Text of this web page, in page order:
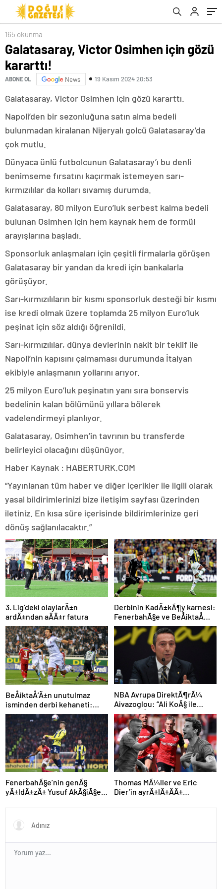
165 okunma
Galatasaray, Victor Osimhen için gözü
kararttı!
ABONE OL News 19 Kasım 2024 20:53
Galatasaray, Victor Osimhen için gözü kararttı.
Napoli’den bir sezonluğuna satın alma bedeli
bulunmadan kiralanan Nijeryalı golcü Galatasaray’da
çok mutlu.
Dünyaca ünlü futbolcunun Galatasaray’ı bu denli
benimseme fırsatını kaçırmak istemeyen sarı-
kırmızılılar da kolları sıvamış durumda.
Galatasaray, 80 milyon Euro’luk serbest kalma bedeli
bulunan Osimhen için hem kaynak hem de formül
arayışlarına başladı.
Sponsorluk anlaşmaları için çeşitli firmalarla görüşen
Galatasaray bir yandan da kredi için bankalarla
görüşüyor.
Sarı-kırmızılıların bir kısmı sponsorluk desteği bir kısmı
ise kredi olmak üzere toplamda 25 milyon Euro’luk
peşinat için söz aldığı öğrenildi.
Sarı-kırmızılılar, dünya devlerinin nakit bir teklif ile
Napoli’nin kapısını çalmaması durumunda İtalyan
ekibiyle anlaşmanın yollarını arıyor.
25 milyon Euro’luk peşinatın yanı sıra bonservis
bedelinin kalan bölümünü yıllara bölerek
vadelendirmeyi planlıyor.
Galatasaray, Osimhen’in tavrının bu transferde
belirleyici olacağını düşünüyor.
Haber Kaynak : HABERTURK.COM
“Yayınlanan tüm haber ve diğer içerikler ile ilgili olarak
yasal bildirimlerinizi bize iletişim sayfası üzerinden
iletiniz. En kısa süre içerisinde bildirimlerinize geri
dönüş sağlanılacaktır.”
3. Lig’deki olaylarÄ±n
ardÄ±ndan aÄÄ±r fatura
Derbinin KadÄ±kÃ¶y karnesi:
FenerbahÃ§e ve BeÅiktaÅ
iÃ§in dikkat Ã§ekenÂ sayÄ±
BeÅiktaÅ’Ä±n unutulmaz
isminden derbi kehaneti:
“Zor olacak ama kazanacak”
NBA Avrupa DirektÃ¶rÃ¼
Aivazoglou: “Ali KoÃ§ ile
gÃ¶rÃ¼ÅtÃ¼k”
FenerbahÃ§e’nin genÃ§
yÄ±ldÄ±zÄ± Yusuf AkÃ§iÃ§ek
edebilir
Thomas MÃ¼ller ve Eric
Dier’in ayrÄ±lÄ±ÄÄ±
Ã§Ä±lgÄ±n plan